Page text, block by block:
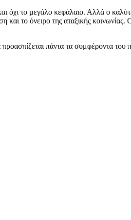
το μεγάλο κεφάλαιο. Αλλά ο
το όνειρο της αταξικής
πάντα τα συμφέροντα του